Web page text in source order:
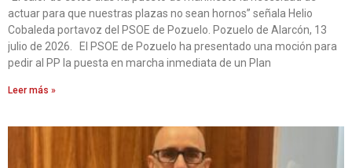
actuar para que nuestras plazas no sean hornos” señala Helio
Cobaleda portavoz del PSOE de Pozuelo. Pozuelo de Alarcón, 13
julio de 2026. El PSOE de Pozuelo ha presentado una moción para
pedir al PP la puesta en marcha inmediata de un Plan
Leer más »